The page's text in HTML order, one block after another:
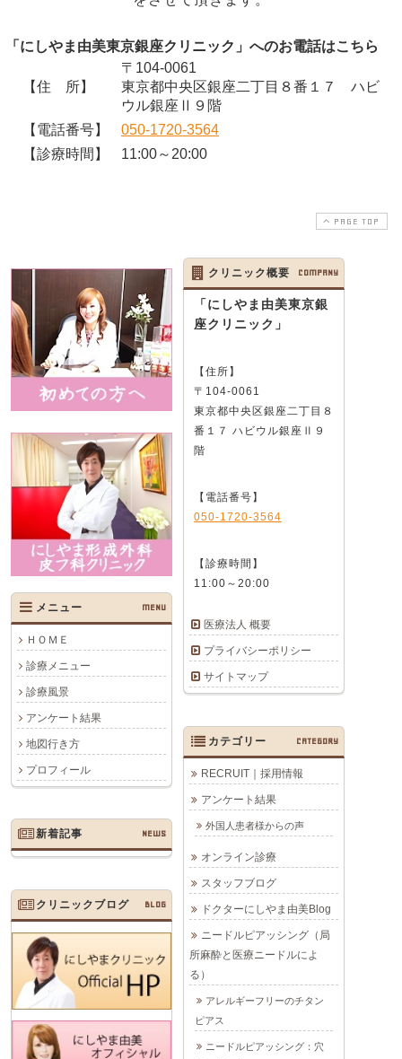
「にしやま由美東京銀座クリニック」へのお電話はこちら
【住 所】
〒104-0061
東京都中央区銀座二丁目８番１７ ハビ
ウル銀座Ⅱ９階
【電話番号】
050-1720-3564
【診療時間】
11:00～20:00
PAGE TOP
メニュー MENU
ＨＯＭＥ
診療メニュー
診療風景
アンケート結果
地図行き方
プロフィール
クリニック概要 COMPANY
「にしやま由美東京銀
座クリニック」
【住所】
〒104-0061
東京都中央区銀座二丁目８
番１７ ハビウル銀座Ⅱ９
階
【電話番号】
050-1720-3564
【診療時間】
11:00～20:00
医療法人 概要
プライバシーポリシー
サイトマップ
カテゴリー CATEGORY
RECRUIT｜採用情報
アンケート結果
外国人患者様からの声
オンライン診療
スタッフブログ
ドクターにしやま由美Blog
ニードルピアッシング（局
所麻酔と医療ニードルによ
る）
アレルギーフリーのチタン
ピアス
ニードルピアッシング：穴
新着記事 NEWS
クリニックブログ BLOG